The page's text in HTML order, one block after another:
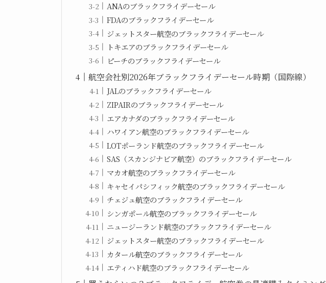
ANAのブラックフライデーセール
FDAのブラックフライデーセール
ジェットスター航空のブラックフライデーセール
トキエアのブラックフライデーセール
ピーチのブラックフライデーセール
航空会社別2026年ブラックフライデーセール時期（国際線）
JALのブラックフライデーセール
ZIPAIRのブラックフライデーセール
エアカナダのブラックフライデーセール
ハワイアン航空のブラックフライデーセール
LOTポーランド航空のブラックフライデーセール
SAS（スカンジナビア航空）のブラックフライデーセール
マカオ航空のブラックフライデーセール
キャセイパシフィック航空のブラックフライデーセール
チェジュ航空のブラックフライデーセール
シンガポール航空のブラックフライデーセール
ニュージーランド航空のブラックフライデーセール
ジェットスター航空のブラックフライデーセール
カタール航空のブラックフライデーセール
エティハド航空のブラックフライデーセール